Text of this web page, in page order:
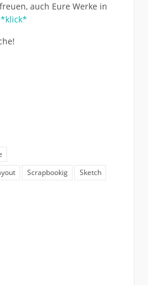
auch Eure Werke in
*klick*
Scrapbookig Sketch